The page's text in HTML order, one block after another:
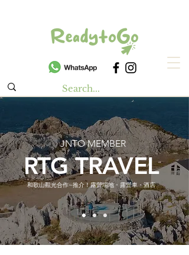
JNTO MEMBER
RTG TRAVEL
和歌山觀光合作~推介！露營場地・露營車・酒店